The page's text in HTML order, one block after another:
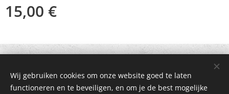
15,00 €
Mogelijk gemaakt door
Webnode Cookies
Wij gebruiken cookies om onze website goed te laten
functioneren en te beveiligen, en om je de best mogelijke